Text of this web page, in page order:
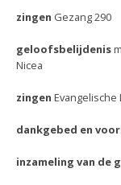
zingen Gezang 290
geloofsbelijdenis
Nicea
zingen
dankgebed en
inzameling van de